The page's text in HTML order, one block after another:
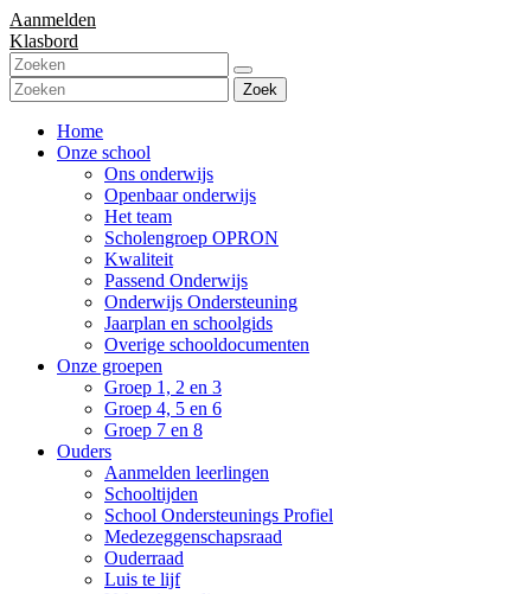
Aanmelden
Klasbord
Zoek
Home
Onze school
Ons onderwijs
Openbaar onderwijs
Het team
Scholengroep OPRON
Kwaliteit
Passend Onderwijs
Onderwijs Ondersteuning
Jaarplan en schoolgids
Overige schooldocumenten
Onze groepen
Groep 1, 2 en 3
Groep 4, 5 en 6
Groep 7 en 8
Ouders
Aanmelden leerlingen
Schooltijden
School Ondersteunings Profiel
Medezeggenschapsraad
Ouderraad
Luis te lijf